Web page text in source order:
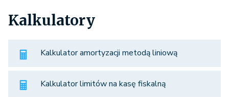
Kalkulatory
Kalkulator amortyzacji metodą liniową
Kalkulator limitów na kasę fiskalną